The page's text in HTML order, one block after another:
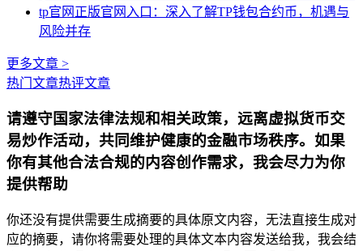
tp官网正版官网入口：深入了解TP钱包合约币，机遇与
风险并存
更多文章 >
热门文章热评文章
请遵守国家法律法规和相关政策，远离虚拟货币交
易炒作活动，共同维护健康的金融市场秩序。如果
你有其他合法合规的内容创作需求，我会尽力为你
提供帮助
你还没有提供需要生成摘要的具体原文内容，无法直接生成对
应的摘要，请你将需要处理的具体文本内容发送给我，我会结